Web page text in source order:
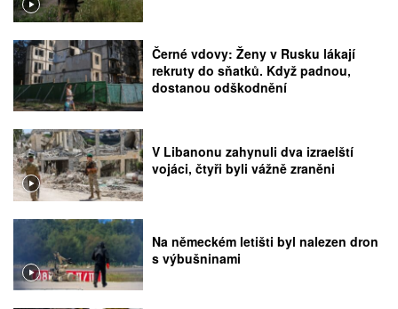
Černé vdovy: Ženy v Rusku lákají
rekruty do sňatků. Když padnou,
dostanou odškodnění
V Libanonu zahynuli dva izraelští
vojáci, čtyři byli vážně zraněni
Na německém letišti byl nalezen dron
s výbušninami